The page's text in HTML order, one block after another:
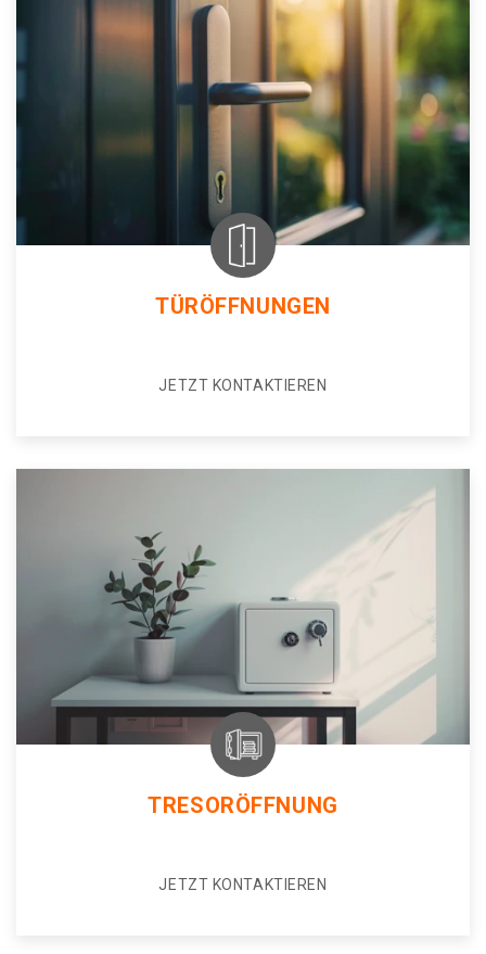
TÜRÖFFNUNGEN
JETZT KONTAKTIEREN
TRESORÖFFNUNG
JETZT KONTAKTIEREN